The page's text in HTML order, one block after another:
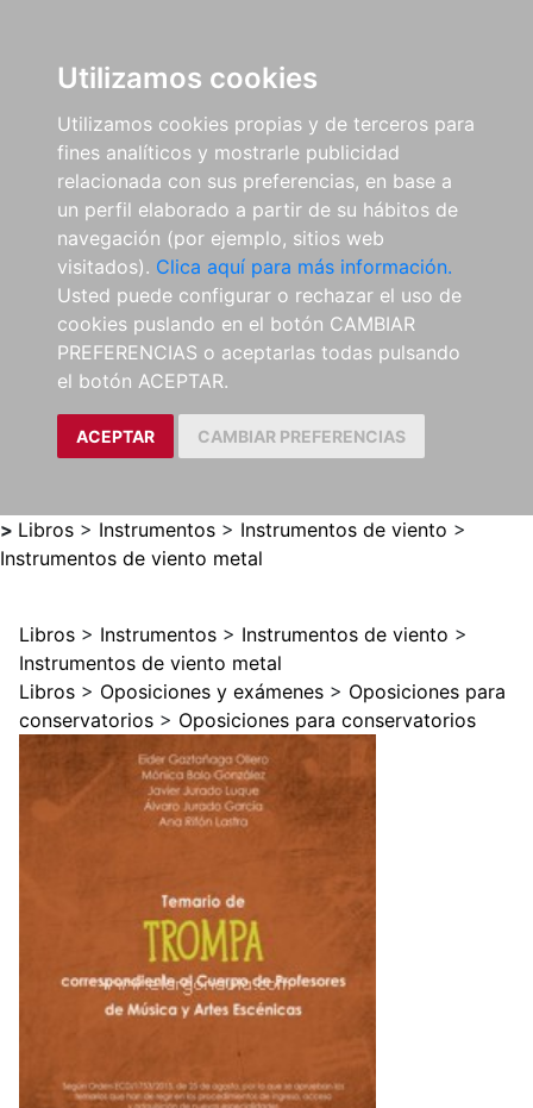
Utilizamos cookies
Utilizamos cookies propias y de terceros para
fines analíticos y mostrarle publicidad
relacionada con sus preferencias, en base a
un perfil elaborado a partir de su hábitos de
navegación (por ejemplo, sitios web
visitados). Clica aquí para más información.
Usted puede configurar o rechazar el uso de
cookies puslando en el botón CAMBIAR
PREFERENCIAS o aceptarlas todas pulsando
el botón ACEPTAR.
ACEPTAR CAMBIAR PREFERENCIAS
> Libros > Instrumentos > Instrumentos de viento >
Instrumentos de viento metal
Libros > Instrumentos > Instrumentos de viento >
Instrumentos de viento metal
Libros > Oposiciones y exámenes > Oposiciones para
conservatorios > Oposiciones para conservatorios